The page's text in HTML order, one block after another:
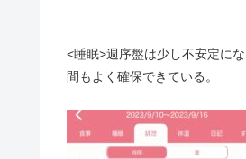
<睡眠>週序盤は少し不安定に
間もよく確保できている。